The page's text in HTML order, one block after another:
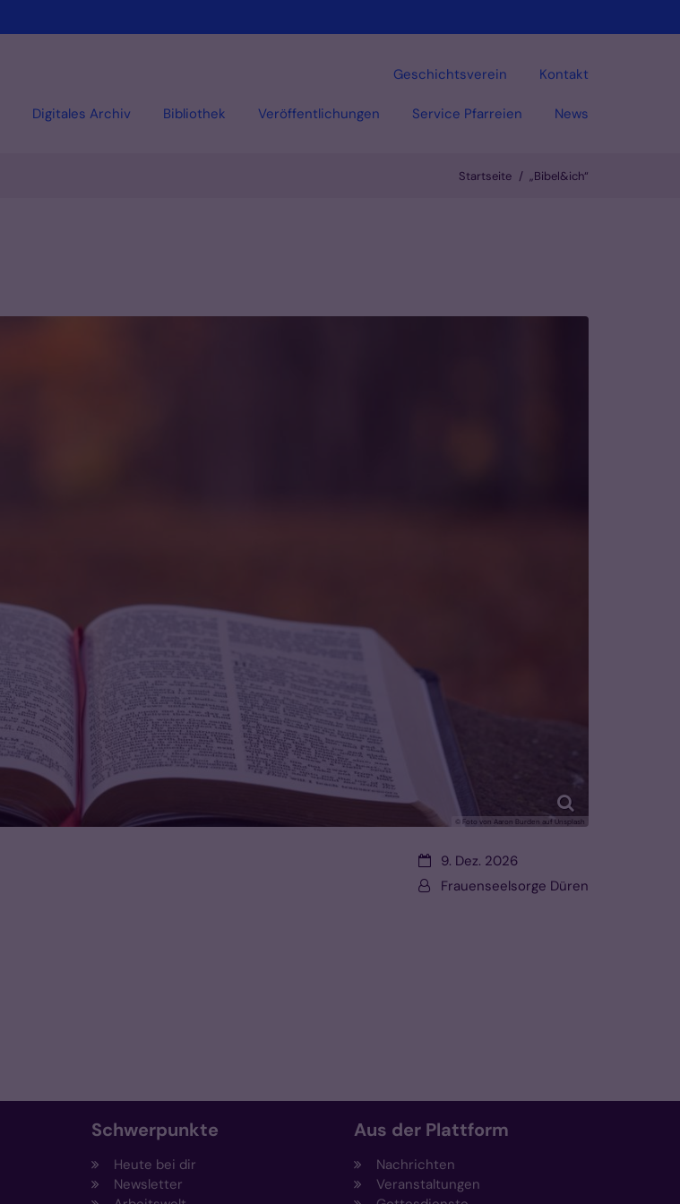
Digitales Archiv Bibliothek Veröffentlichungen Service Pfarreien News
Geschichtsverein Kontakt
Startseite „Bibel&ich“
© Foto von Aaron Burden auf Unsplash
Datum:9. Dez. 2026
Von:Frauenseelsorge Düren
Schwerpunkte
Heute bei dir
Newsletter
Aus der Plattform
Nachrichten
Veranstaltungen